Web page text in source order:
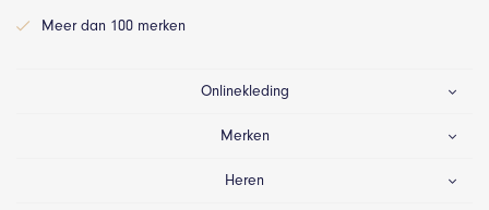
Meer dan 100 merken
Onlinekleding
Merken
Heren